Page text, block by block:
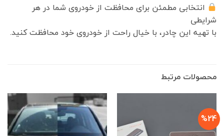
انتخابی مطمئن برای محافظت از خودروی شما در هر
شرایطی
با تهیه این چادر، با خیال راحت از خودروی خود محافظت کنید.
محصولات مرتبط
%24